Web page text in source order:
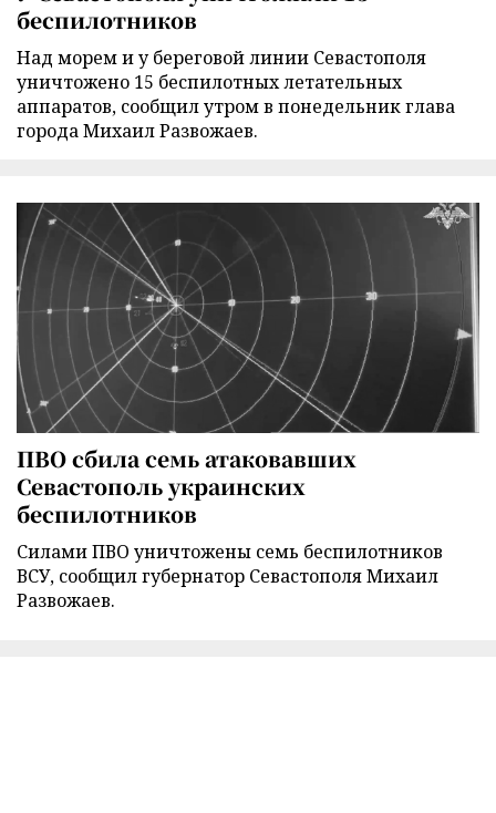
беспилотников
Над морем и у береговой линии Севастополя
уничтожено 15 беспилотных летательных
аппаратов, сообщил утром в понедельник глава
города Михаил Развожаев.
ПВО сбила семь атаковавших
Севастополь украинских
беспилотников
Силами ПВО уничтожены семь беспилотников
ВСУ, сообщил губернатор Севастополя Михаил
Развожаев.